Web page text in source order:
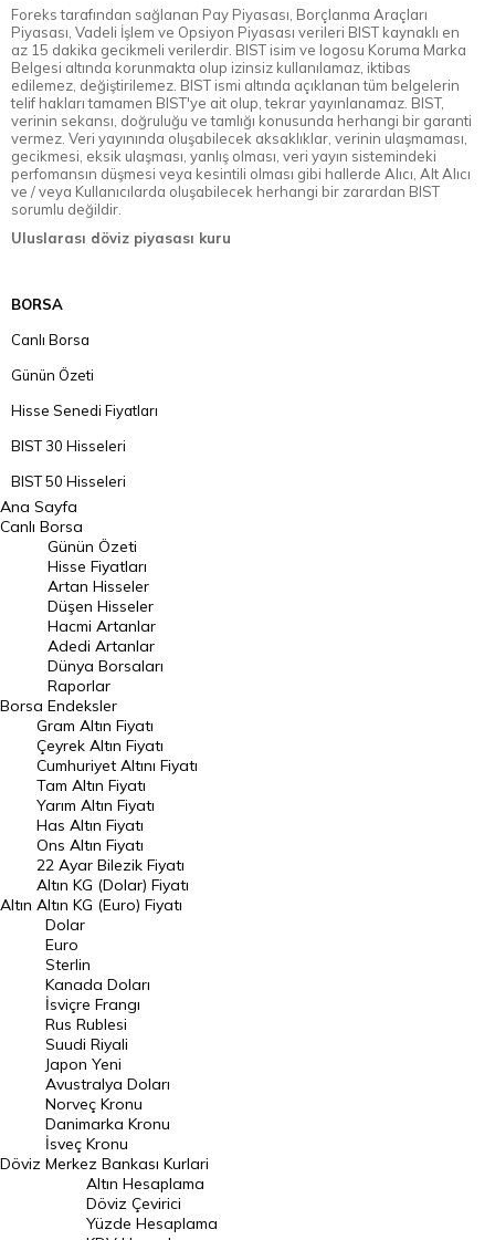
Foreks tarafından sağlanan Pay Piyasası, Borçlanma Araçları
Piyasası, Vadeli İşlem ve Opsiyon Piyasası verileri BIST kaynaklı en
az 15 dakika gecikmeli verilerdir. BIST isim ve logosu Koruma Marka
Belgesi altında korunmakta olup izinsiz kullanılamaz, iktibas
edilemez, değiştirilemez. BIST ismi altında açıklanan tüm belgelerin
telif hakları tamamen BIST'ye ait olup, tekrar yayınlanamaz. BIST,
verinin sekansı, doğruluğu ve tamlığı konusunda herhangi bir garanti
vermez. Veri yayınında oluşabilecek aksaklıklar, verinin ulaşmaması,
gecikmesi, eksik ulaşması, yanlış olması, veri yayın sistemindeki
perfomansın düşmesi veya kesintili olması gibi hallerde Alıcı, Alt Alıcı
ve / veya Kullanıcılarda oluşabilecek herhangi bir zarardan BIST
sorumlu değildir.
Uluslarası döviz piyasası kuru
BORSA
Canlı Borsa
Günün Özeti
Hisse Senedi Fiyatları
BIST 30 Hisseleri
BIST 50 Hisseleri
BIST 100 Hisseleri
En Çok Artan Hisseler
En Çok Düşen Hisseler
Hacmi Artanlar
Geçmiş Kapanışlar
Dünya Borsaları
Raporlar
Endeksler
DÖVİZ
Döviz Kuru
Dolar Kuru
Euro Kuru
Pound Kuru
Frank Kuru
Riyal Kuru
Avustralya Doları
Danimarka Kronu Kuru
Kanada Doları Kuru
Norveç Kronu Kuru
İsveç Kronu Kuru
Japon Yeni Kuru
Ana Sayfa
Canlı Borsa
Borsa
Günün Özeti
Hisse Fiyatları
Artan Hisseler
Düşen Hisseler
Hacmi Artanlar
Adedi Artanlar
Dünya Borsaları
Raporlar
Endeksler
Altın
Gram Altın Fiyatı
Çeyrek Altın Fiyatı
Cumhuriyet Altını Fiyatı
Tam Altın Fiyatı
Yarım Altın Fiyatı
Has Altın Fiyatı
Ons Altın Fiyatı
22 Ayar Bilezik Fiyatı
Altın KG (Dolar) Fiyatı
Altın KG (Euro) Fiyatı
Döviz
Dolar
Euro
Sterlin
Kanada Doları
İsviçre Frangı
Rus Rublesi
Suudi Riyali
Japon Yeni
Avustralya Doları
Norveç Kronu
Danimarka Kronu
İsveç Kronu
Merkez Bankası Kurlari
Altın Hesaplama
Döviz Çevirici
Yüzde Hesaplama